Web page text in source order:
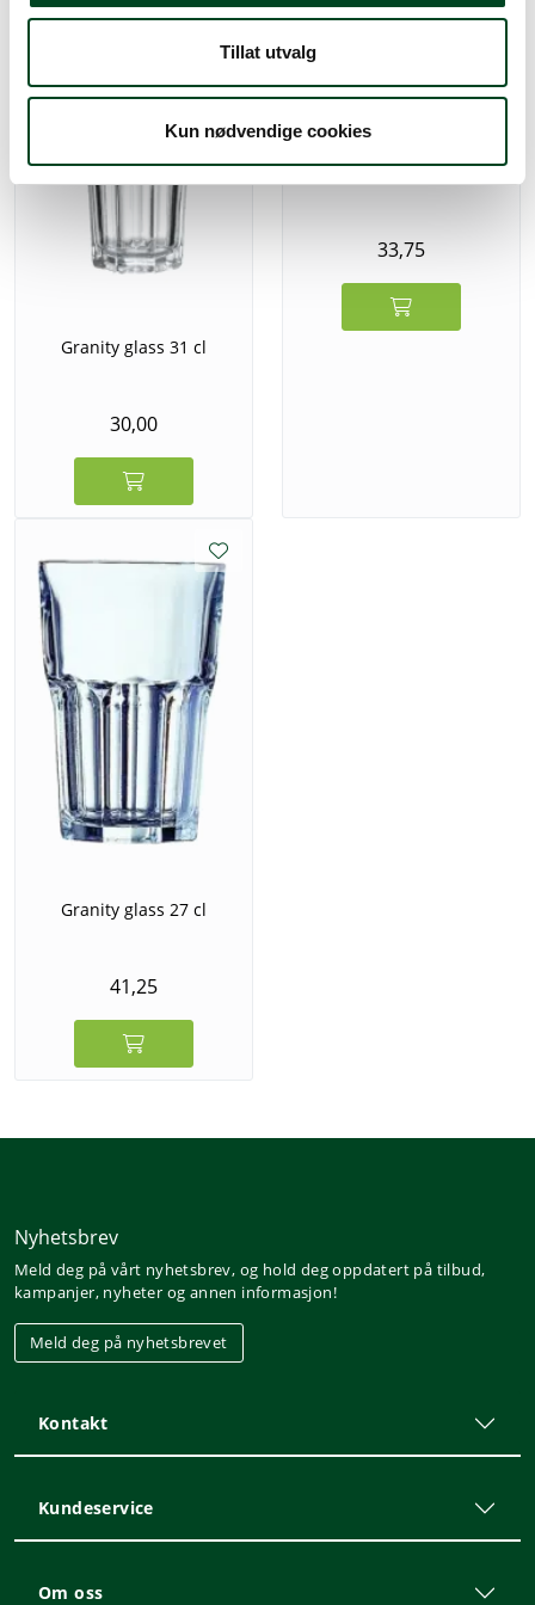
Tillat utvalg
Kun nødvendige cookies
Granity glass 31 cl
30,00
Granity glass 16 cl
33,75
Granity glass 27 cl
41,25
Nyhetsbrev
Meld deg på vårt nyhetsbrev, og hold deg oppdatert på tilbud,
kampanjer, nyheter og annen informasjon!
Meld deg på nyhetsbrevet
Kontakt
Kundeservice
Om oss